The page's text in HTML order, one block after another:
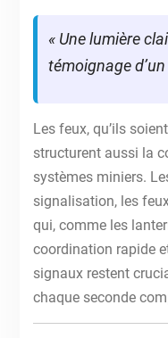
« Une lumière
témoignage
Les feux, qu’ils
structurent aussi la
systèmes miniers.
signalisation, les
qui, comme les
coordination rapide
signaux restent
chaque seconde